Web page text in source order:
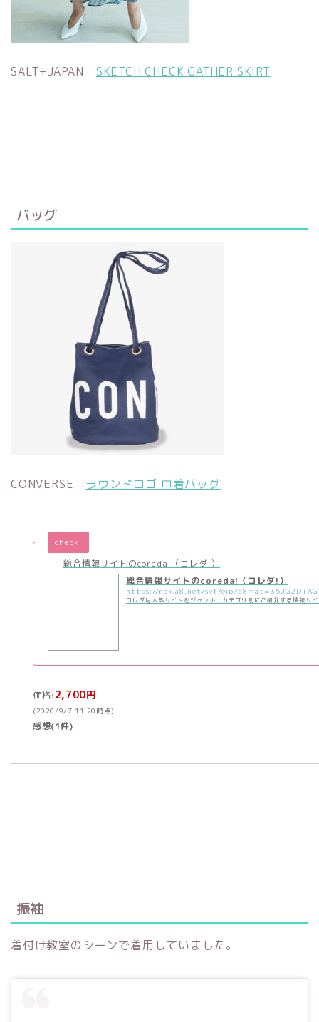
SALT+JAPAN SKETCH CHECK GATHER SKIRT
バッグ
CONVERSE ラウンドロゴ 巾着バッグ
総合情報サイトのcoreda!（コレダ!）
check!
総合情報サイトのcoreda!（コレダ!）
コレダは人気サイトをジャンル・カテゴリ別にご紹介する情報サ
価格: 2,700円
(2020/9/7 11:20時点)
感想(1件)
振袖
着付け教室のシーンで着用していました。